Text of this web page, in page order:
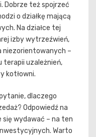
Dobrze też spojrzeć
o działkę mającą
Na działce tej
izby wytrzeźwień,
niezorientowanych –
terapii uzależnień,
kotłowni.
dlaczego
Odpowiedź na
wydawać – na ten
Warto